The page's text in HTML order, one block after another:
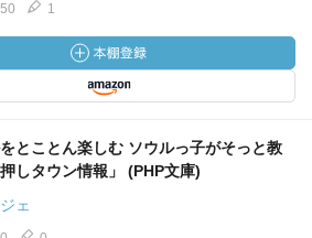
1
とことん楽しむ ソウルっ子がそっと教
しタウン情報」 (PHP文庫)
ェ